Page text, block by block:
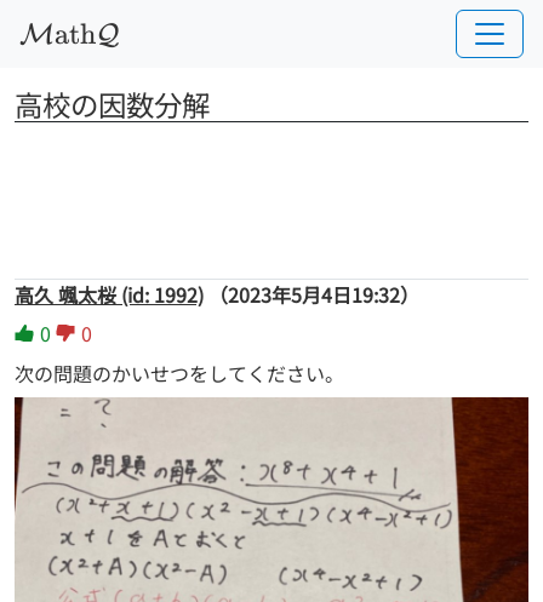
MathQ
高校の因数分解
高久 颯太桜 (id: 1992)
（2023年5月4日19:32）
0
0
次の問題のかいせつをしてください。